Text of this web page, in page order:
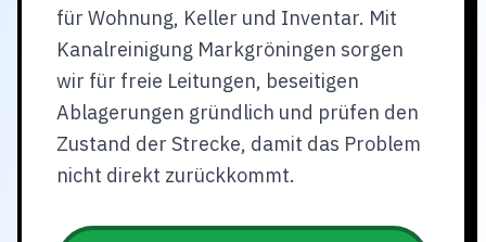
für Wohnung, Keller und Inventar. Mit
Kanalreinigung Markgröningen sorgen
wir für freie Leitungen, beseitigen
Ablagerungen gründlich und prüfen den
Zustand der Strecke, damit das Problem
nicht direkt zurückkommt.